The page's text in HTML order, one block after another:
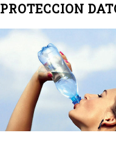
PROTECCION